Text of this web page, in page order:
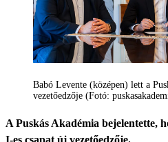
Babó Levente (középen) lett a
vezetőedzője (Fotó:
A Puskás Akadémia bejelentette,
I-es csapat új vezetőedzője.